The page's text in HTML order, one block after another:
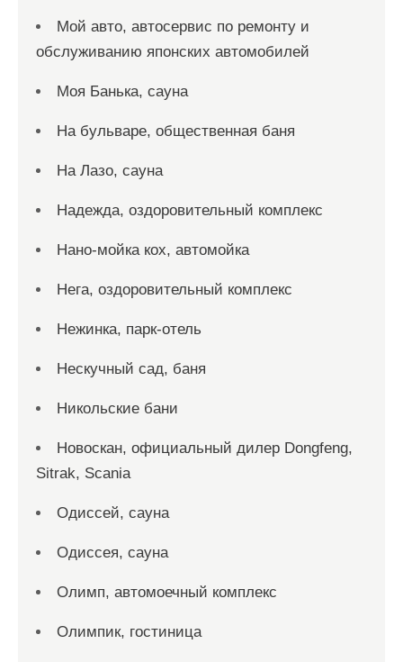
Мой авто, автосервис по ремонту и
обслуживанию японских автомобилей
Моя Банька, сауна
На бульваре, общественная баня
На Лазо, сауна
Надежда, оздоровительный комплекс
Нано-мойка кох, автомойка
Нега, оздоровительный комплекс
Нежинка, парк-отель
Нескучный сад, баня
Никольские бани
Новоcкан, официальный дилер Dongfeng,
Sitrak, Scania
Одиссей, сауна
Одиссея, сауна
Олимп, автомоечный комплекс
Олимпик, гостиница